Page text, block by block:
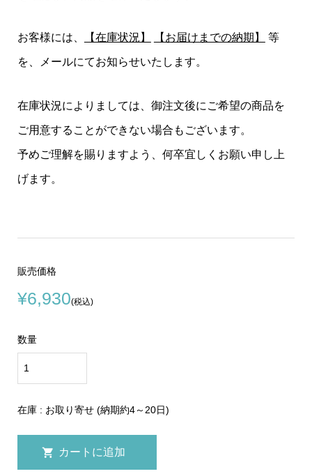
お客様には、 【在庫状況】 【お届けまでの納期】 等
を、メールにてお知らせいたします。
在庫状況によりましては、御注文後にご希望の商品を
ご用意することができない場合もございます。
予めご理解を賜りますよう、何卒宜しくお願い申し上
げます。
販売価格
¥6,930(税込)
数量
在庫 : お取り寄せ (納期約4～20日)